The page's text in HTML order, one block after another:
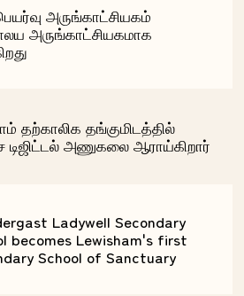
அருங்காட்சியகம்
அருங்காட்சியகமாக
தற்காலிக தங்குமிடத்தில்
அணுகலை ஆராய்கிறார்
Ladywell Secondary
becomes Lewisham's first
School of Sanctuary